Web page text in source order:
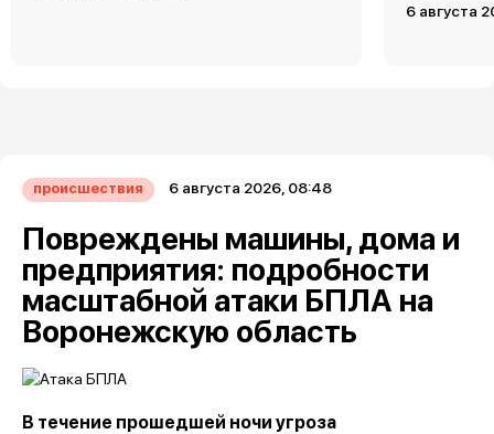
6 августа
происшествия 6 августа 2026, 08:48
Повреждены машины, дома и
предприятия: подробности
масштабной атаки БПЛА на
Воронежскую область
В течение прошедшей ночи угроза